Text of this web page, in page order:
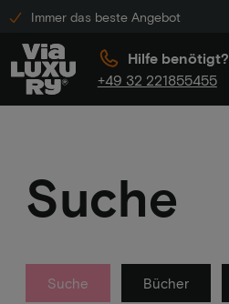
Immer das beste Angebot
Hilfe benötigt?
+49 32 221855455
Suche
Suche Bücher